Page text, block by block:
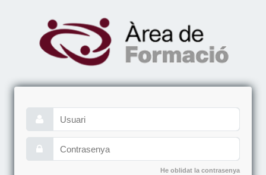
He oblidat la contrasenya